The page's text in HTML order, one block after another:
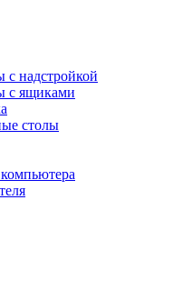
надстройкой
с ящиками
столы